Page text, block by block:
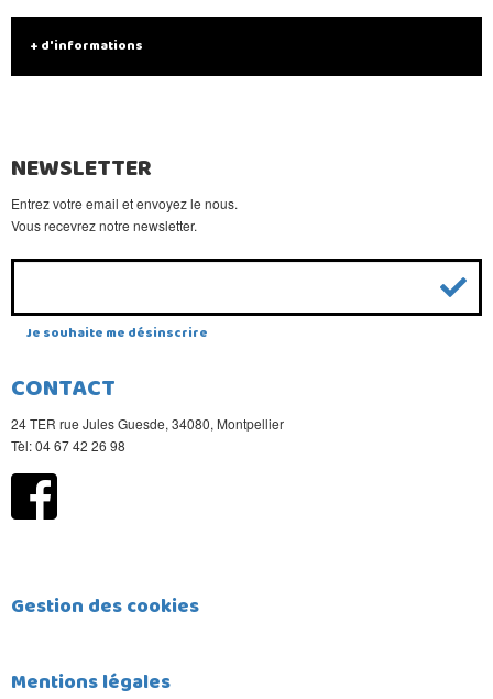
+ d'informations
NEWSLETTER
Entrez votre email et envoyez le nous.
Vous recevrez notre newsletter.
Je souhaite me désinscrire
CONTACT
24 TER rue Jules Guesde, 34080, Montpellier
Tèl: 04 67 42 26 98
Gestion des cookies
Mentions légales